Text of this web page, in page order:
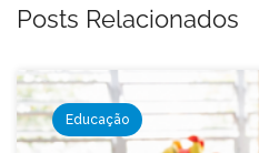
Posts Relacionados
Educação